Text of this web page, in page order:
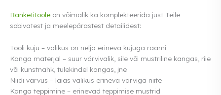
Banketitoole on võimalik ka komplekteerida just Teile
sobivatest ja meelepärastest detailidest:
Tooli kuju – valikus on nelja erineva kujuga raami
Kanga materjal – suur värvivalik, sile või mustriline kangas, riie
või kunstnahk, tulekindel kangas, jne
Niidi värvus – laias valikus erineva värviga niite
Kanga teppimine – erinevad teppimise mustrid